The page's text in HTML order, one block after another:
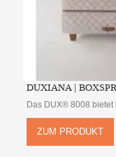
DUXIANA |
Das DUX® 8008
ZUM PRODUKT